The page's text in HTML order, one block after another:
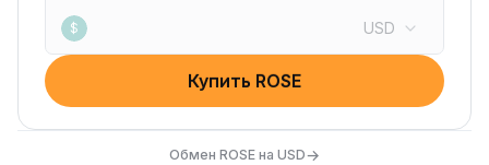
$ USD
Купить ROSE
Обмен ROSE на USD→